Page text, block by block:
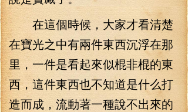
在這個時候，大家才看清楚
在寶光之中有兩件東西沉浮在那
里，一件是看起來似棍非棍的東
西，這件東西也不知道是什么打
造而成，流動著一種說不出來的